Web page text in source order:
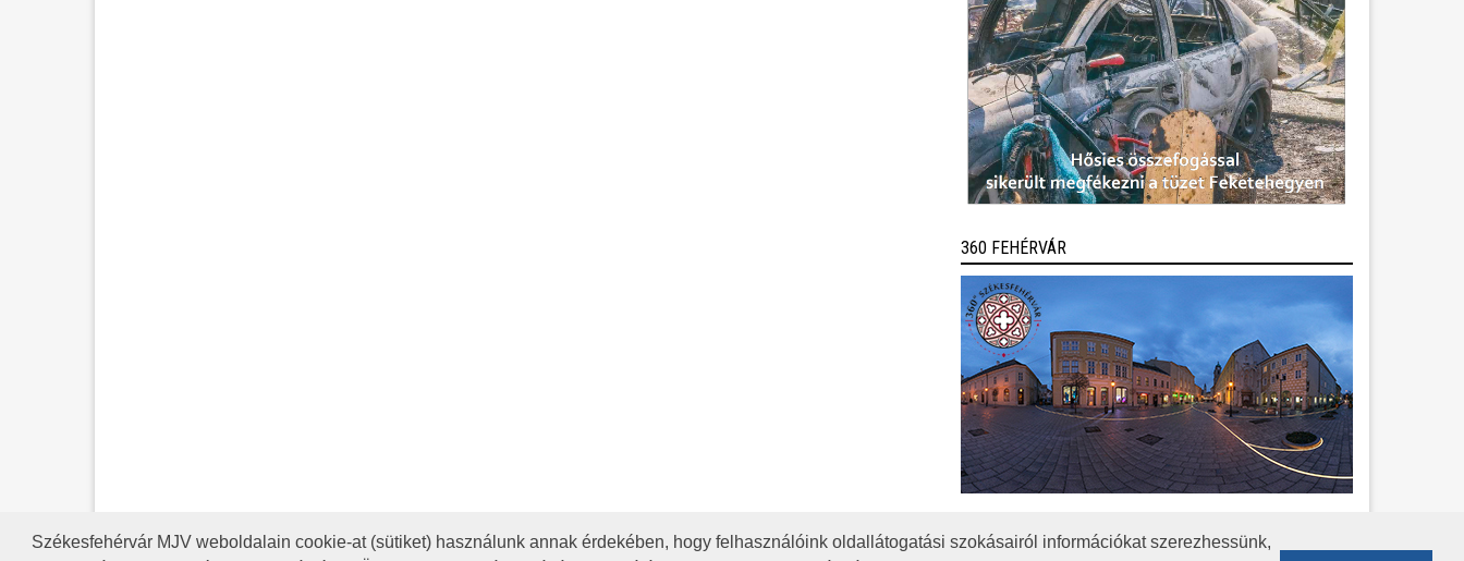
Székesfehérvár MJV weboldalain cookie-at (sütiket) használunk annak érdekében, hogy felhasználóink oldallátogatási szokásairól információkat szerezhessünk,
360 FEHÉRVÁR
RSS A HONLAP 2017.03.31-I ÁLLAPOTA JOGI NYILATKOZAT IMPRESSZUM MÉDIAAJÁNLAT KÖZÉRDEKŰ ADATOK ADATVÉDELEM